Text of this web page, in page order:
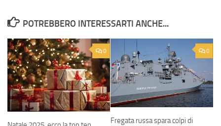
POTREBBERO INTERESSARTI ANCHE...
0 0
Fregata russa spara colpi di